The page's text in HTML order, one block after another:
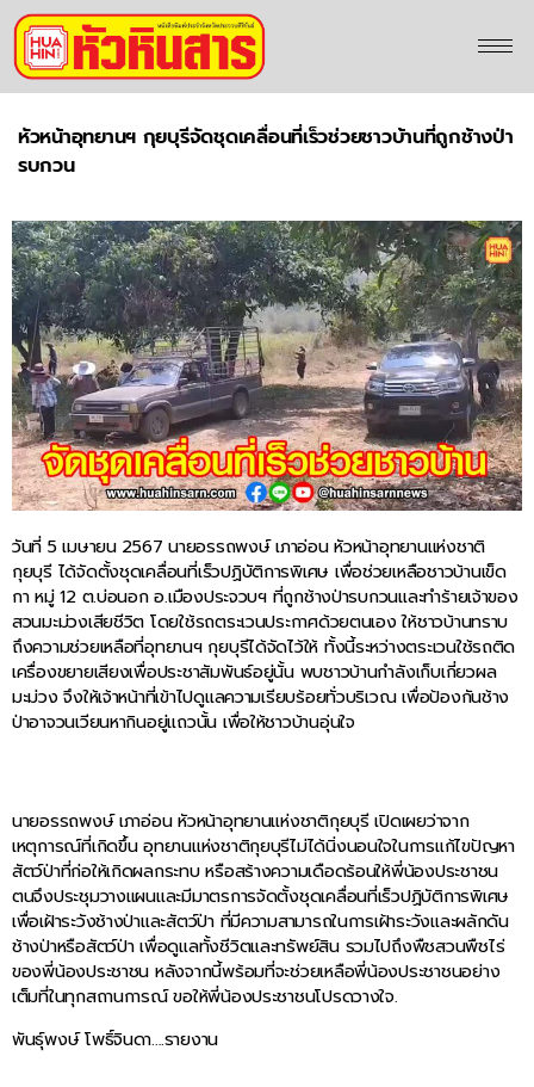
หัวหน้าอุทยานฯ กุยบุรีจัดชุดเคลื่อนที่เร็วช่วยชาวบ้านที่ถูกช้างป่า
รบกวน
วันที่ 5 เมษายน 2567 นายอรรถพงษ์ เภาอ่อน หัวหน้าอุทยานแห่งชาติ
กุยบุรี ได้จัดตั้งชุดเคลื่อนที่เร็วปฏิบัติการพิเศษ เพื่อช่วยเหลือชาวบ้านเข็ด
กา หมู่ 12 ต.บ่อนอก อ.เมืองประจวบฯ ที่ถูกช้างป่ารบกวนและทำร้ายเจ้าของ
สวนมะม่วงเสียชีวิต โดยใช้รถตระเวนประกาศด้วยตนเอง ให้ชาวบ้านทราบ
ถึงความช่วยเหลือที่อุทยานฯ กุยบุรีได้จัดไว้ให้ ทั้งนี้ระหว่างตระเวนใช้รถติด
เครื่องขยายเสียงเพื่อประชาสัมพันธ์อยู่นั้น พบชาวบ้านกำลังเก็บเกี่ยวผล
มะม่วง จึงให้เจ้าหน้าที่เข้าไปดูแลความเรียบร้อยทั่วบริเวณ เพื่อป้องกันช้าง
ป่าอาจวนเวียนหากินอยู่แถวนั้น เพื่อให้ชาวบ้านอุ่นใจ
นายอรรถพงษ์ เภาอ่อน หัวหน้าอุทยานแห่งชาติกุยบุรี เปิดเผยว่าจาก
เหตุการณ์ที่เกิดขึ้น อุทยานแห่งชาติกุยบุรีไม่ได้นิ่งนอนใจในการแก้ไขปัญหา
สัตว์ป่าที่ก่อให้เกิดผลกระทบ หรือสร้างความเดือดร้อนให้พี่น้องประชาชน
ตนจึงประชุมวางแผนและมีมาตรการจัดตั้งชุดเคลื่อนที่เร็วปฏิบัติการพิเศษ
เพื่อเฝ้าระวังช้างป่าและสัตว์ป่า ที่มีความสามารถในการเฝ้าระวังและผลักดัน
ช้างป่าหรือสัตว์ป่า เพื่อดูแลทั้งชีวิตและทรัพย์สิน รวมไปถึงพืชสวนพืชไร่
ของพี่น้องประชาชน หลังจากนี้พร้อมที่จะช่วยเหลือพี่น้องประชาชนอย่าง
เต็มที่ในทุกสถานการณ์ ขอให้พี่น้องประชาชนโปรดวางใจ.
พันธุ์พงษ์ โพธิ์จินดา….รายงาน